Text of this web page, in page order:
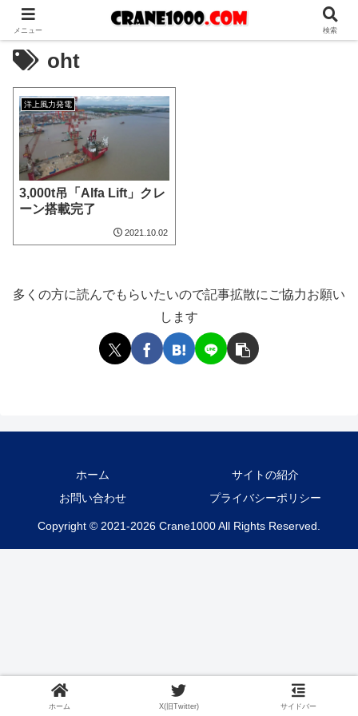
oht
洋上風力発電
3,000t吊「Alfa Lift」クレ
ーン搭載完了
2021.10.02
多くの方に読んでもらいたいので記事拡散にご協力お願い
します
ホーム
サイトの紹介
お問い合わせ
プライバシーポリシー
Copyright © 2021-2026 Crane1000 All Rights Reserved.
メニュー 検索
ホーム X(旧Twitter) サイドバー